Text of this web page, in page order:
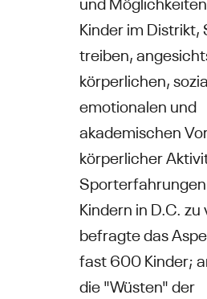
Kinder im Distrikt,
treiben,
körperlichen,
emotionalen und
akademischen
körperlicher
Kindern in D.C.
befragte das
fast 600 Kinder;
die "Wüsten" der